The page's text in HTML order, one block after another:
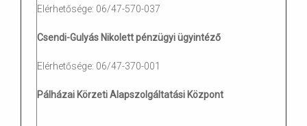
Elérhetősége: 06/47-570-037
Csendi-Gulyás Nikolett pénzügyi ügyintéző
Elérhetősége: 06/47-370-001
Pálházai Körzeti Alapszolgáltatási Központ